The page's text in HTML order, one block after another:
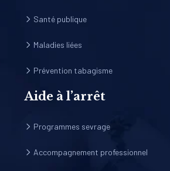
Santé publique
Maladies liées
Prévention tabagisme
Aide à l’arrêt
Programmes sevrage
Accompagnement professionnel